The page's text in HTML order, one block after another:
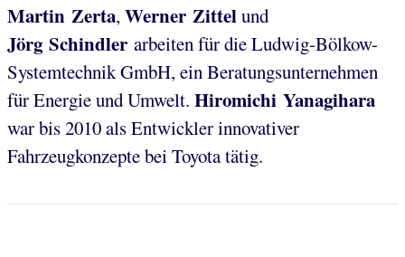
Martin Zerta, Werner Zittelund
Jörg Schindler arbeiten für die Ludwig-Bölkow-
Systemtechnik GmbH, ein Beratungsunternehmen
für Energie und Umwelt. Hiromichi Yanagihara
war bis 2010 als Entwickler innovativer
Fahrzeugkonzepte bei Toyota tätig.